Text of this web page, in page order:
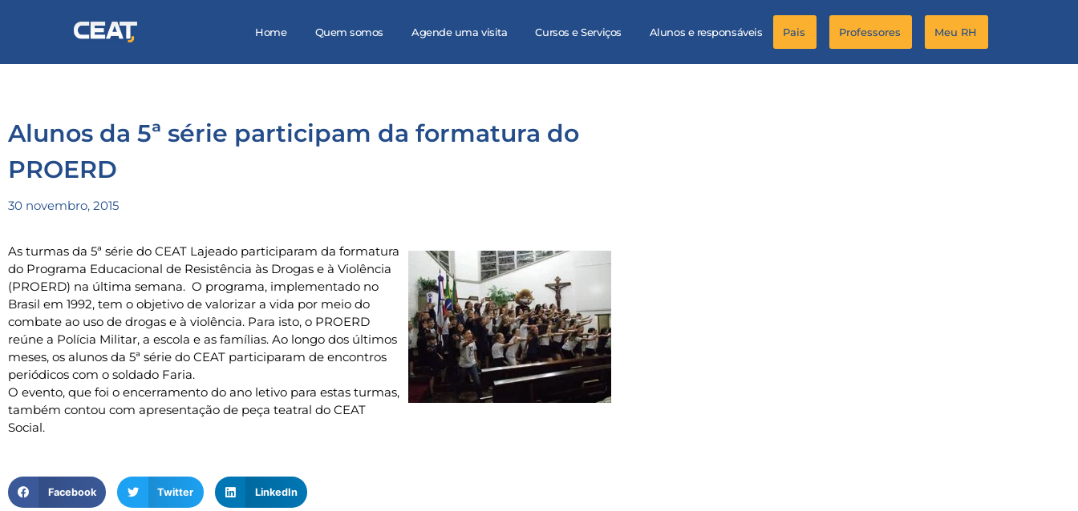
Home Quem somos Agende uma visita Cursos e Serviços Alunos e responsáveis Pais Professores Meu RH
Alunos da 5ª série participam da formatura do
PROERD
30 novembro, 2015
As turmas da 5ª série do CEAT Lajeado participaram da formatura
do Programa Educacional de Resistência às Drogas e à Violência
(PROERD) na última semana. O programa, implementado no
Brasil em 1992, tem o objetivo de valorizar a vida por meio do
combate ao uso de drogas e à violência. Para isto, o PROERD
reúne a Polícia Militar, a escola e as famílias. Ao longo dos últimos
meses, os alunos da 5ª série do CEAT participaram de encontros
periódicos com o soldado Faria.
O evento, que foi o encerramento do ano letivo para estas turmas,
também contou com apresentação de peça teatral do CEAT
Social.
Facebook Twitter LinkedIn